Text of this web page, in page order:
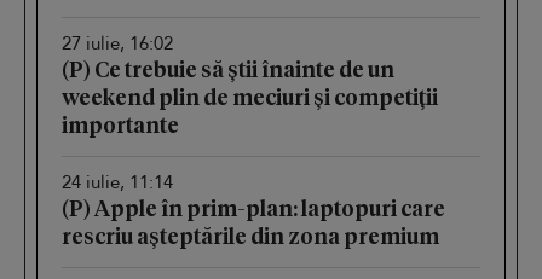
27 iulie, 16:02
(P) Ce trebuie să știi înainte de un
weekend plin de meciuri și competiții
importante
24 iulie, 11:14
(P) Apple în prim-plan: laptopuri care
rescriu așteptările din zona premium